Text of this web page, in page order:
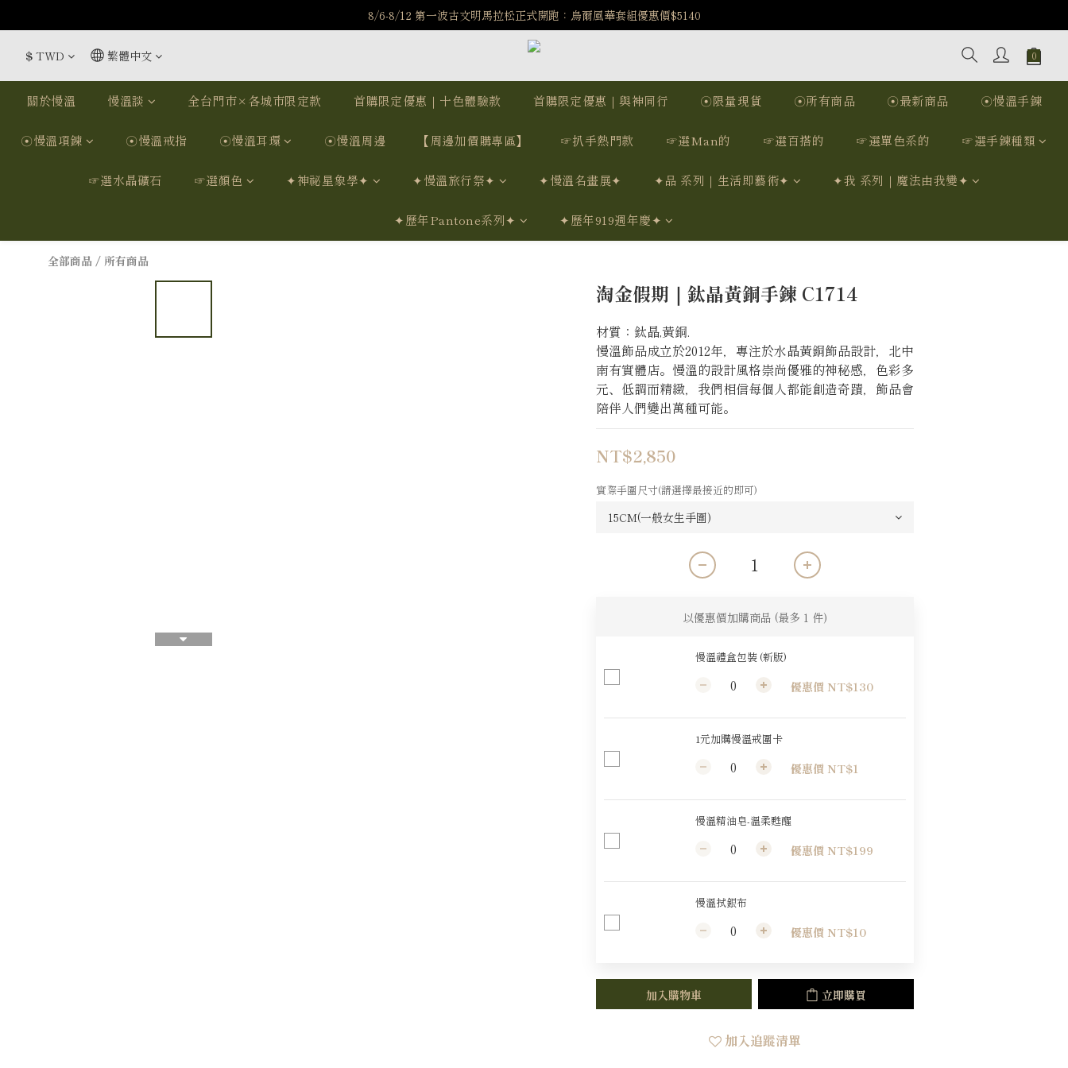
️8/6-8/12 第一波古文明馬拉松正式開跑：烏爾風華套組優惠價$5140
️8/6-8/12 第一波古文明馬拉松正式開跑：烏爾風華套組優惠價$5140
7/15-8/25 神秘星象學系列｜獅子座時區 項鍊 X 戒指 X 手鍊 享福利
️8/6-8/12 第一波古文明馬拉松正式開跑：烏爾風華套組優惠價$5140
$ TWD 繁體中文
關於慢溫 慢溫談 全台門市×各城市限定款 首購限定優惠｜十色體驗款 首購限定優惠｜與神同行 ☉限量現貨 ☉所有商品 ☉最新商品 ☉慢溫手鍊
☉慢溫項鍊 ☉慢溫戒指 ☉慢溫耳環 ☉慢溫周邊 【周邊加價購專區】 ☞扒手熱門款 ☞選Man的 ☞選百搭的 ☞選單色系的 ☞選手鍊種類
☞選水晶礦石 ☞選顏色 ✦神祕星象學✦ ✦慢溫旅行祭✦ ✦慢溫名畫展✦ ✦品 系列｜生活即藝術✦ ✦我 系列｜魔法由我變✦
✦歷年Pantone系列✦ ✦歷年919週年慶✦
全部商品 / 所有商品
淘金假期｜鈦晶黃銅手鍊 C1714
材質：鈦晶,黃銅.
慢溫飾品成立於2012年，專注於水晶黃銅飾品設計，北中
南有實體店。慢溫的設計風格崇尚優雅的神秘感，色彩多
元、低調而精緻，我們相信每個人都能創造奇蹟，飾品會
陪伴人們變出萬種可能。
NT$2,850
實際手圍尺寸(請選擇最接近的即可)
以優惠價加購商品 (最多 1 件)
慢溫禮盒包裝 (新版)
優惠價 NT$130
1元加購慢溫戒圍卡
優惠價 NT$1
慢溫精油皂-溫柔甦醒
優惠價 NT$199
慢溫拭銀布
優惠價 NT$10
加入購物車 立即購買
加入追蹤清單